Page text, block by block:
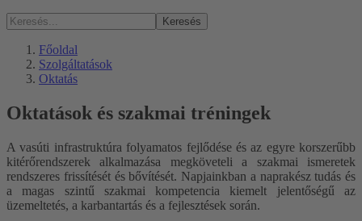
Keresés
Főoldal
Szolgáltatások
Oktatás
Oktatások és szakmai tréningek
A vasúti infrastruktúra folyamatos fejlődése és az egyre korszerűbb
kitérőrendszerek alkalmazása megköveteli a szakmai ismeretek
rendszeres frissítését és bővítését. Napjainkban a naprakész tudás és
a magas szintű szakmai kompetencia kiemelt jelentőségű az
üzemeltetés, a karbantartás és a fejlesztések során.